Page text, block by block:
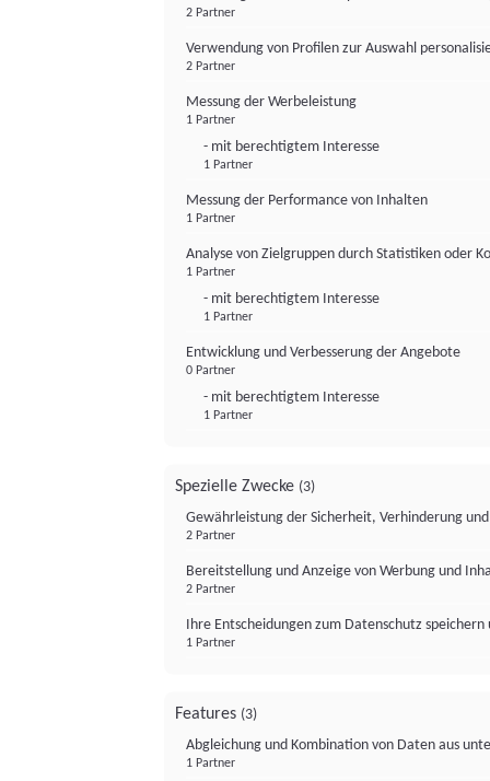
2 Partner
Verwendung von Profilen zur Auswahl
2 Partner
Messung der Werbeleistung
1 Partner
- mit berechtigtem Interesse
1 Partner
Messung der Performance von Inhalten
1 Partner
Analyse von Zielgruppen durch Statistiken oder
1 Partner
- mit berechtigtem Interesse
1 Partner
Entwicklung und Verbesserung der Angebote
0 Partner
- mit berechtigtem Interesse
1 Partner
Spezielle Zwecke (3)
Gewährleistung der Sicherheit, Verhinderung
2 Partner
Bereitstellung und Anzeige von Werbung und
2 Partner
Ihre Entscheidungen zum Datenschutz
1 Partner
Features (3)
Abgleichung und Kombination von Daten aus
1 Partner